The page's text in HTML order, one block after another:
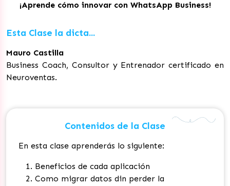
¡Aprende cómo innovar con WhatsApp Business!
Esta Clase la dicta...
Mauro Castilla
Business Coach, Consultor y Entrenador certificado en
Neuroventas.
Contenidos de la Clase
En esta clase aprenderás lo siguiente:
Beneficios de cada aplicación
Como migrar datos din perder la